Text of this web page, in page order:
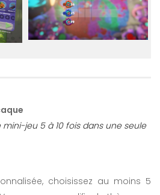
jeu 5 à 10 fois dans une seule
choisissez au moins 5